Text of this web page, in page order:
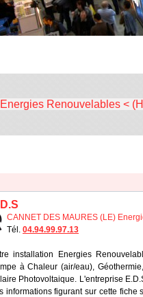
Renouvelables <
CANNET DES MAURES (LE)
Tél. 04.94.99.97.13
installation Energies
à Chaleur (air/eau),
Photovoltaique. L'entreprise
informations figurant sur cette